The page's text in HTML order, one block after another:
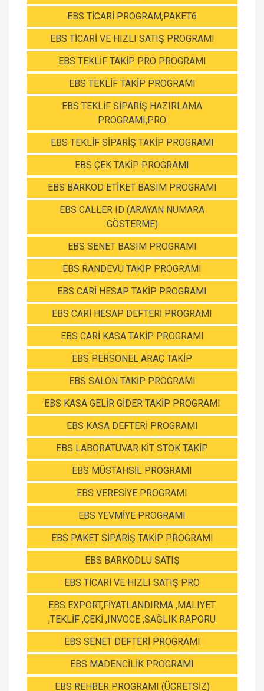
EBS TİCARİ PROGRAM,PAKET6
EBS TİCARİ VE HIZLI SATIŞ PROGRAMI
EBS TEKLİF TAKİP PRO PROGRAMI
EBS TEKLİF TAKİP PROGRAMI
EBS TEKLİF SİPARİŞ HAZIRLAMA
PROGRAMI,PRO
EBS TEKLİF SİPARİŞ TAKİP PROGRAMI
EBS ÇEK TAKİP PROGRAMI
EBS BARKOD ETİKET BASIM PROGRAMI
EBS CALLER ID (ARAYAN NUMARA
GÖSTERME)
EBS SENET BASIM PROGRAMI
EBS RANDEVU TAKİP PROGRAMI
EBS CARİ HESAP TAKİP PROGRAMI
EBS CARİ HESAP DEFTERİ PROGRAMI
EBS CARİ KASA TAKİP PROGRAMI
EBS PERSONEL ARAÇ TAKİP
EBS SALON TAKİP PROGRAMI
EBS KASA GELİR GİDER TAKİP PROGRAMI
EBS KASA DEFTERİ PROGRAMI
EBS LABORATUVAR KİT STOK TAKİP
EBS MÜSTAHSİL PROGRAMI
EBS VERESİYE PROGRAMI
EBS YEVMİYE PROGRAMI
EBS PAKET SİPARİŞ TAKİP PROGRAMI
EBS BARKODLU SATIŞ
EBS TİCARİ VE HIZLI SATIŞ PRO
EBS EXPORT,FİYATLANDIRMA ,MALIYET
,TEKLİF ,ÇEKİ ,INVOCE ,SAĞLIK RAPORU
EBS SENET DEFTERİ PROGRAMI
EBS MADENCİLİK PROGRAMI
EBS REHBER PROGRAMI (ÜCRETSİZ)